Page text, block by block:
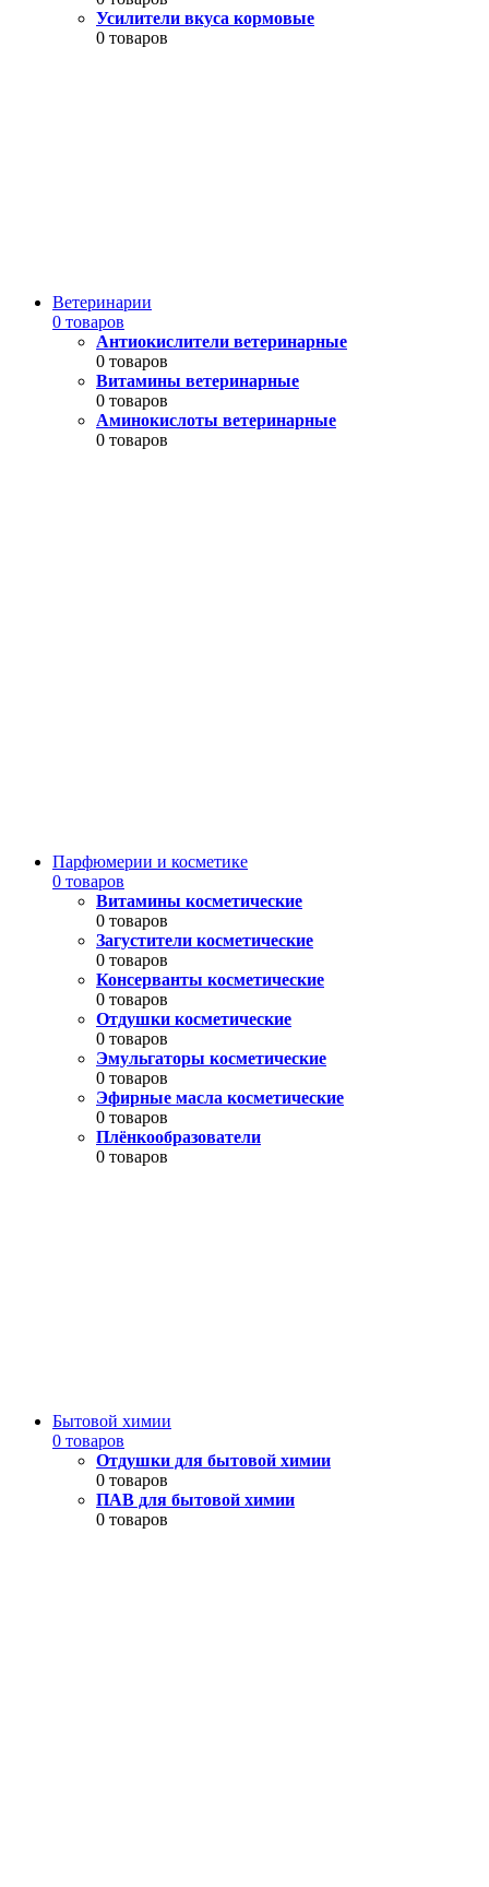
Усилители вкуса кормовые
0 товаров
Ветеринарии
0 товаров
Антиокислители ветеринарные
0 товаров
Витамины ветеринарные
0 товаров
Аминокислоты ветеринарные
0 товаров
Парфюмерии и косметике
0 товаров
Витамины косметические
0 товаров
Загустители косметические
0 товаров
Консерванты косметические
0 товаров
Отдушки косметические
0 товаров
Эмульгаторы косметические
0 товаров
Эфирные масла косметические
0 товаров
Плёнкообразователи
0 товаров
Бытовой химии
0 товаров
Отдушки для бытовой химии
0 товаров
ПАВ для бытовой химии
0 товаров